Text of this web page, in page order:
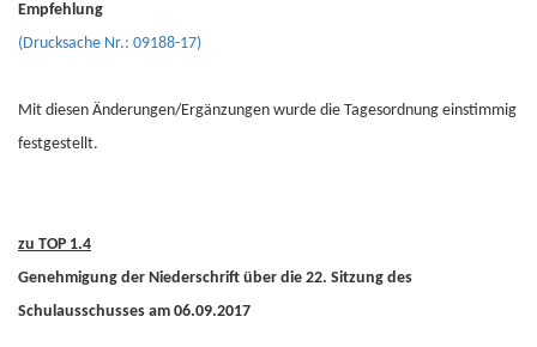
Empfehlung
(Drucksache Nr.: 09188-17)
Mit diesen Änderungen/Ergänzungen wurde die Tagesordnung einstimmig
festgestellt.
zu TOP 1.4
Genehmigung der Niederschrift über die 22. Sitzung des
Schulausschusses am 06.09.2017